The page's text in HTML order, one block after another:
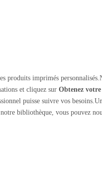
produits imprimés
et cliquez sur Obtenez
puisse suivre vos
bibliothèque, vous pouvez